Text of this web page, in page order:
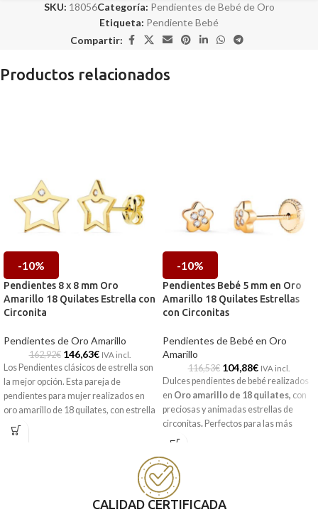
SKU: 18056Categoría: Pendientes de Bebé de Oro
Etiqueta: Pendiente Bebé
Compartir:
Productos relacionados
-10%
Pendientes 8 x 8 mm Oro
Amarillo 18 Quilates Estrella con
Circonita
Pendientes de Oro Amarillo
162,92€ 146,63€ IVA incl.
Los Pendientes clásicos de estrella son
la mejor opción. Esta pareja de
pendientes para mujer realizados en
oro amarillo de 18 quilates, con estrella
en terminación brillo y acompañada por
circonita.
tiendas de Málaga y Melilla, o si lo
prefieres, puedes encargarla online
y te la enviamos a casa.
-10%
Pendientes Bebé 5 mm en Oro
Amarillo 18 Quilates Estrellas
con Circonitas
Pendientes de Bebé en Oro
Amarillo
116,53€ 104,88€ IVA incl.
Dulces pendientes de bebé realizados
en Oro amarillo de 18 quilates, con
preciosas y animadas estrellas de
circonitas. Perfectos para las más
peques de la casa.
CALIDAD CERTIFICADA